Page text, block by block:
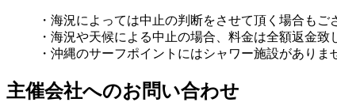
・海況によっては中止の判断をさせて頂く場合もご
・海況や天候による中止の場合、料金は全額返金致
・沖縄のサーフポイントにはシャワー施設があり
主催会社へのお問い合わせ